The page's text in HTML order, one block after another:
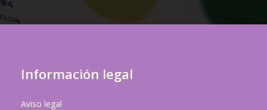
Información legal
Aviso legal